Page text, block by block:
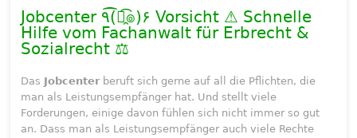
Jobcenter ٩(͡๏̯͡๏)۶ Vorsicht ⚠️ Schnelle
Hilfe vom Fachanwalt für Erbrecht &
Sozialrecht ⚖️
Das Jobcenterberuft sich gerne auf all die Pflichten, die
man als Leistungsempfänger hat. Und stellt viele
Forderungen, einige davon fühlen sich nicht immer so gut
an. Dass man als Leistungsempfänger auch viele Rechte